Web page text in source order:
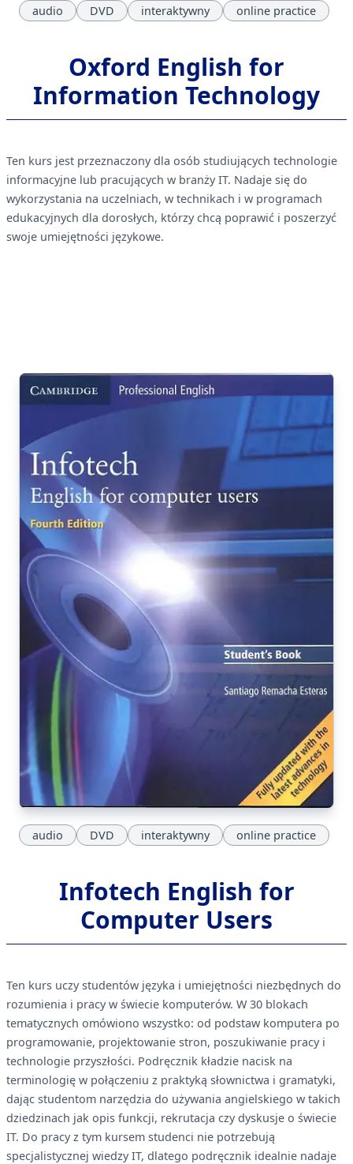
audio DVD interaktywny online practice
Oxford English for
Information Technology
Ten kurs jest przeznaczony dla osób studiujących technologie
informacyjne lub pracujących w branży IT. Nadaje się do
wykorzystania na uczelniach, w technikach i w programach
edukacyjnych dla dorosłych, którzy chcą poprawić i poszerzyć
swoje umiejętności językowe.
audio DVD interaktywny online practice
Infotech English for
Computer Users
Ten kurs uczy studentów języka i umiejętności niezbędnych do
rozumienia i pracy w świecie komputerów. W 30 blokach
tematycznych omówiono wszystko: od podstaw komputera po
programowanie, projektowanie stron, poszukiwanie pracy i
technologie przyszłości. Podręcznik kładzie nacisk na
terminologię w połączeniu z praktyką słownictwa i gramatyki,
dając studentom narzędzia do używania angielskiego w takich
dziedzinach jak opis funkcji, rekrutacja czy dyskusje o świecie
IT. Do pracy z tym kursem studenci nie potrzebują
specjalistycznej wiedzy IT, dlatego podręcznik idealnie nadaje